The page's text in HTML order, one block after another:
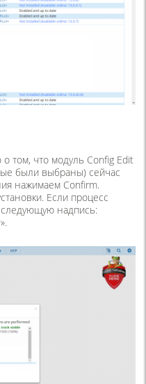
том, что модуль Config Edit
были выбраны) сейчас
нажимаем Confirm.
Если процесс
следующую надпись:
».